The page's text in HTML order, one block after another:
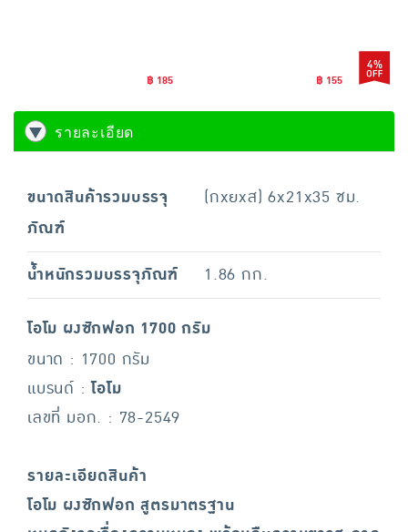
฿ 185 ฿ 155
4%
รายละเอียด
ขนาดสินค้ารวมบรรจุ
ภัณฑ์
(กxยxส) 6x21x35 ซม.
น้ำหนักรวมบรรจุภัณฑ์ 1.86 กก.
โอโม ผงซักฟอก 1700 กรัม
ขนาด : 1700 กรัม
แบรนด์ :โอโม
เลขที่ มอก. : 78-2549
รายละเอียดสินค้า
โอโม ผงซักฟอก สูตรมาตรฐาน